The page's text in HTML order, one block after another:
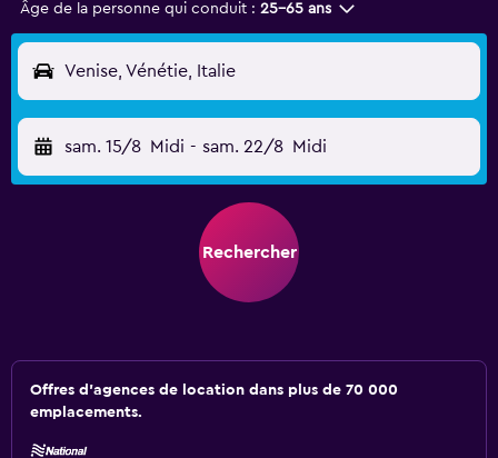
Âge de la personne qui conduit : 25-65 ans
Venise, Vénétie, Italie
sam. 15/8 Midi - sam. 22/8 Midi
Rechercher
Offres d’agences de location dans plus de 70 000
emplacements.